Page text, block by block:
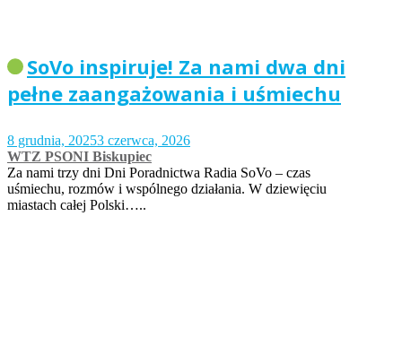
SoVo inspiruje! Za nami dwa dni
pełne zaangażowania i uśmiechu
8 grudnia, 20253 czerwca, 2026
WTZ PSONI Biskupiec
Za nami trzy dni Dni Poradnictwa Radia SoVo – czas
uśmiechu, rozmów i wspólnego działania. W dziewięciu
miastach całej Polski…..